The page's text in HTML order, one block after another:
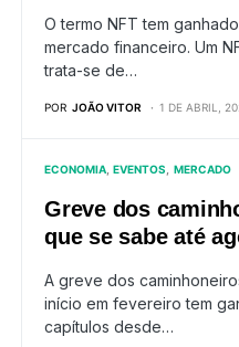
O termo NFT tem
mercado financeiro. Um
trata-se de…
POR JOÃO VITOR 1 DE ABRIL,
ECONOMIA EVENTOS MERCADO
Greve dos
que se sabe até
A greve dos
início em fevereiro tem
capítulos desde…